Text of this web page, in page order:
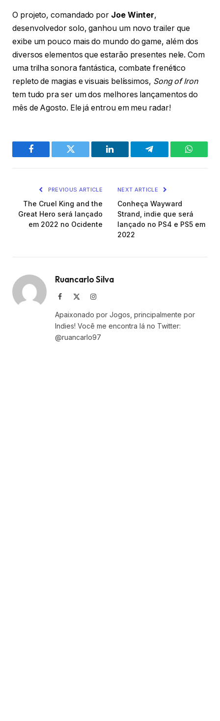
O projeto, comandado por Joe Winter,
desenvolvedor solo, ganhou um novo trailer que
exibe um pouco mais do mundo do game, além dos
diversos elementos que estarão presentes nele. Com
uma trilha sonora fantástica, combate frenético
repleto de magias e visuais belíssimos, Song of Iron
tem tudo pra ser um dos melhores lançamentos do
mês de Agosto. Ele já entrou em meu radar!
Facebook Twitter LinkedIn Telegram
PREVIOUS ARTICLE
The Cruel King and the
Great Hero será lançado
em 2022 no Ocidente
NEXT ARTICLE
Conheça Wayward
Strand, indie que será
lançado no PS4 e PS5 em
2022
Ruancarlo Silva
Facebook Instagram
Apaixonado por Jogos, principalmente por
Indies! Você me encontra lá no Twitter:
@ruancarlo97